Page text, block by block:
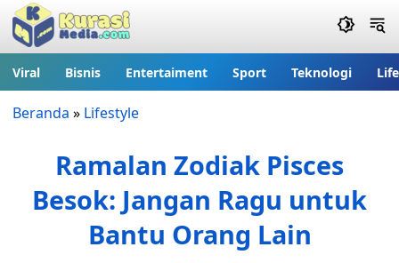
Viral Bisnis Entertaiment Sport Teknologi
Beranda » Lifestyle
Ramalan Zodiak Pisces
Besok: Jangan Ragu untuk
Bantu Orang Lain